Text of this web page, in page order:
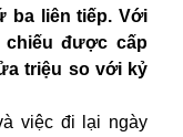
ba liên tiếp. Với
chiếu được cấp
triệu so với kỷ
việc đi lại ngày